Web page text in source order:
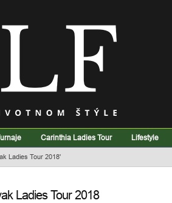
Carinthia Ladies Tour Lifestyle
Ladies Tour 2018'
Ladies Tour 2018